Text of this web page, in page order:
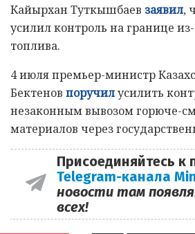
Кайырхан Туткышбаев заявил,
усилил контроль на границе
топлива.
4 июля премьер-министр
Бектенов поручилусилить
незаконным вывозом горюче-
материалов через
Присоединяйтесь к
Telegram-канала
новости там
всех!